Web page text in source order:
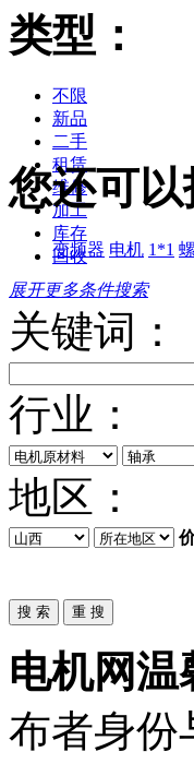
类型：
不限
新品
二手
租赁
维修
加工
库存
回收
您还可以
变频器 电机 1*1
展开更多条件搜索
关键词：
行业：
地区：
电机网温
布者身份